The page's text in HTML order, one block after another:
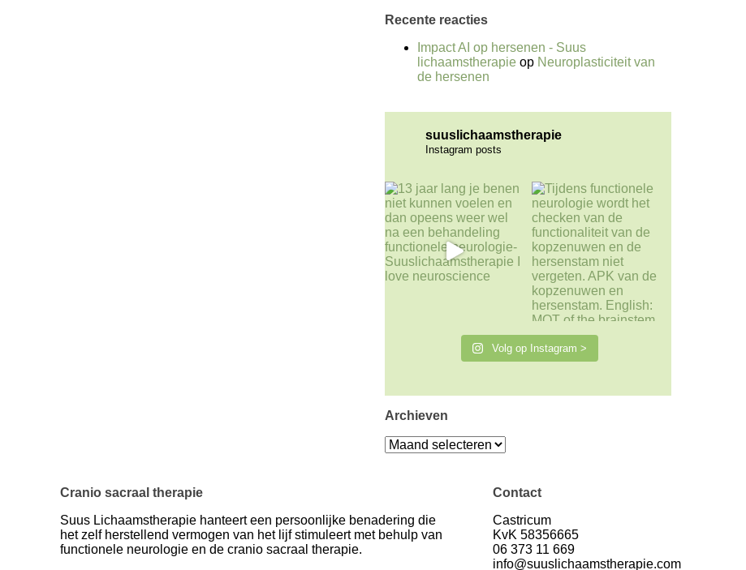
Recente reacties
Impact AI op hersenen - Suus
lichaamstherapieop Neuroplasticiteit van
de hersenen
suuslichaamstherapie
Instagram posts
Volg op Instagram >
Archieven
Archieven
Cranio sacraal therapie
Suus Lichaamstherapie hanteert een persoonlijke benadering die
het zelf herstellend vermogen van het lijf stimuleert met behulp van
functionele neurologie en de cranio sacraal therapie.
Contact
Castricum
KvK 58356665
06 373 11 669
info@suuslichaamstherapie.com